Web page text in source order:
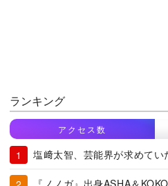
ランキング
アクセス数
塩﨑太智、芸能界が求めてい